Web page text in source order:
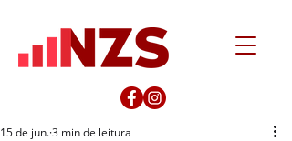
15 de jun.3 min de leitura